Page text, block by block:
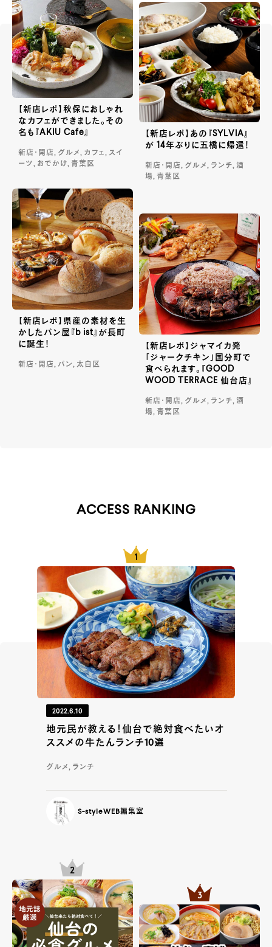
【新店レポ】秋保におしゃれ
なカフェができました。その
名も『AKIU Cafe』
新店・開店, グルメ, カフェ, スイ
ーツ, おでかけ, 青葉区
【新店レポ】あの『SYLVIA』
が 14年ぶりに五橋に帰還！
新店・開店, グルメ, ランチ, 酒
場, 青葉区
【新店レポ】県産の素材を生
かしたパン屋『b ist』が長町
に誕生！
新店・開店, パン, 太白区
【新店レポ】ジャマイカ発
「ジャークチキン」国分町で
食べられます。『GOOD
WOOD TERRACE 仙台店』
新店・開店, グルメ, ランチ, 酒
場, 青葉区
ACCESS RANKING
2022.6.10
地元民が教える！仙台で絶対食べたいオ
ススメの牛たんランチ10選
グルメ, ランチ
S-styleWEB編集室